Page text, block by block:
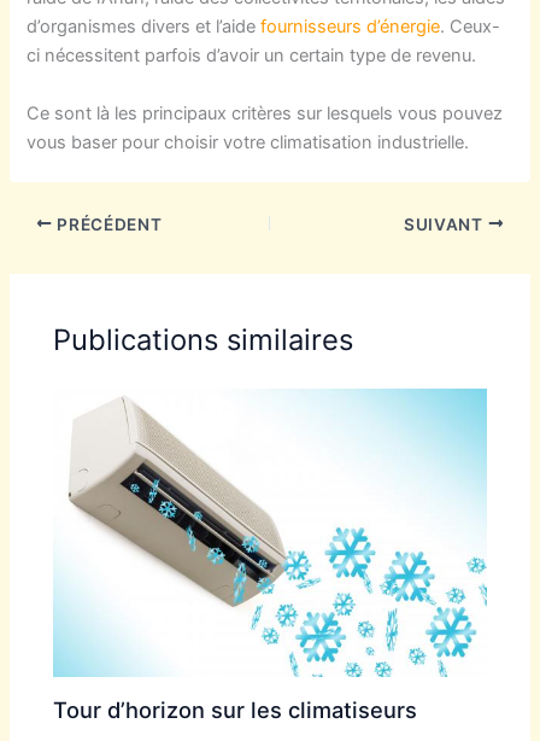
d’organismes divers et l’aide fournisseurs d’énergie. Ceux-
ci nécessitent parfois d’avoir un certain type de revenu.
Ce sont là les principaux critères sur lesquels vous pouvez
vous baser pour choisir votre climatisation industrielle.
PRÉCÉDENT SUIVANT
Publications similaires
Tour d’horizon sur les climatiseurs